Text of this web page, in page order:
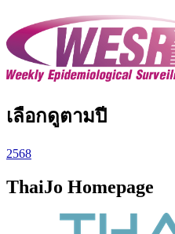
เลือกดูตามปี
2568
ThaiJo Homepage